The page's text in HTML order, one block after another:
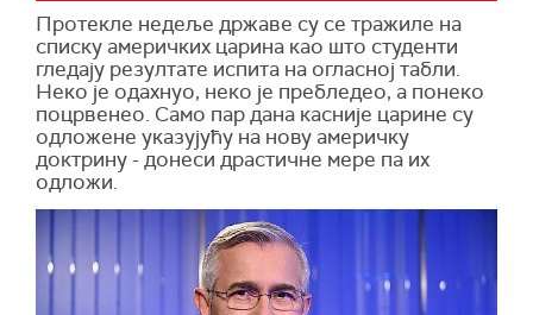
Протекле недеље државе су се тражиле на
списку америчких царина као што студенти
гледају резултате испита на огласној табли.
Неко је одахнуо, неко је пребледео, а понеко
поцрвенео. Само пар дана касније царине су
одложене указујућу на нову америчку
доктрину - донеси драстичне мере па их
одложи.